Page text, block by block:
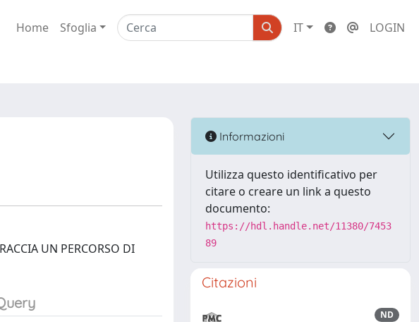
Home Sfoglia IT LOGIN
UN PERCORSO DI
Informazioni
Utilizza questo identificativo per
citare o creare un link a questo
documento:
https://hdl.handle.net/11380/7453
89
Citazioni
ND